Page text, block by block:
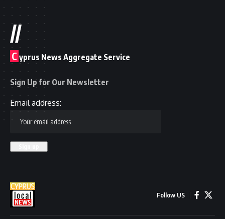
//
C yprus News Aggregate Service
Sign Up for Our Newsletter
Email address:
Follow US